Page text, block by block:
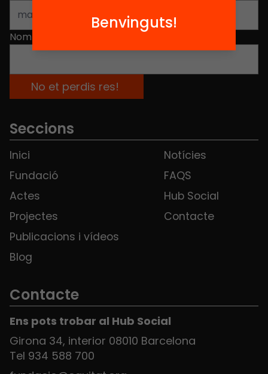
Nom
Seccions
Inici
Fundació
Actes
Projectes
Publicacions i vídeos
Blog
Notícies
FAQS
Hub Social
Contacte
Contacte
Ens pots trobar al Hub Social
Girona 34, interior 08010 Barcelona
Tel 934 588 700
Benvinguts!